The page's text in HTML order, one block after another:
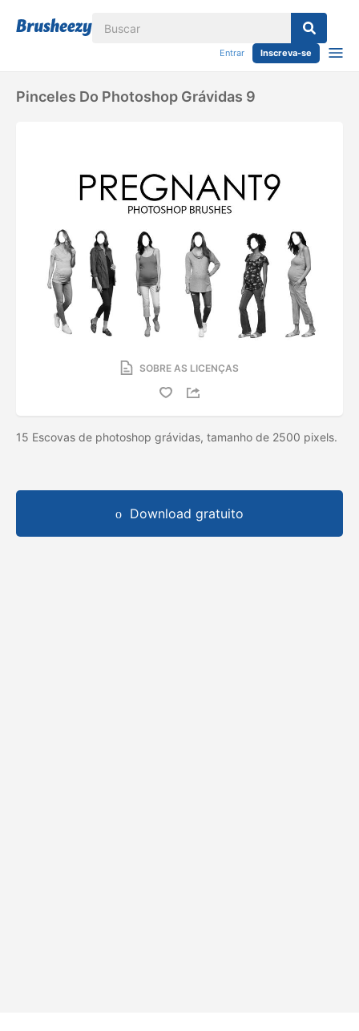
Entrar Inscreva-se
Pinceles Do Photoshop Grávidas 9
SOBRE AS LICENÇAS
15 Escovas de photoshop grávidas, tamanho de 2500 pixels.
Download gratuito